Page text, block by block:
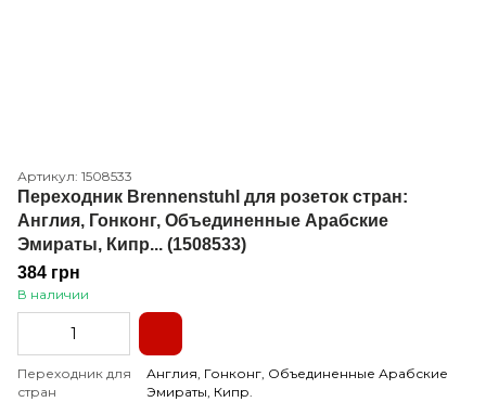
Артикул: 1508533
Переходник Brennenstuhl для розеток стран:
Англия, Гонконг, Объединенные Арабские
Эмираты, Кипр... (1508533)
384 грн
В наличии
Переходник для
стран
Англия, Гонконг, Объединенные Арабские
Эмираты, Кипр.